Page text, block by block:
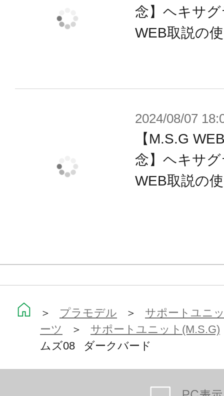
いただけるように、通常のクリアー
ンパーツとして無色クリアーパーツ
状態にすることが可能です。
ワードスーツ」を組み立てる事がで
み立てる仕様です。
※実際の商品に「ギガンティックア
以外の商品は付属しません。
※画像は試作品です。また撮影用に
念】ヘキサ
WEB取説の
2024/08/07
【M.S.G
念】ヘキサ
WEB取説の
＞ プラモデル ＞ サポートユニ
ーツ
＞ サポートユニット(M.S.G)
ムズ08 ダークバード